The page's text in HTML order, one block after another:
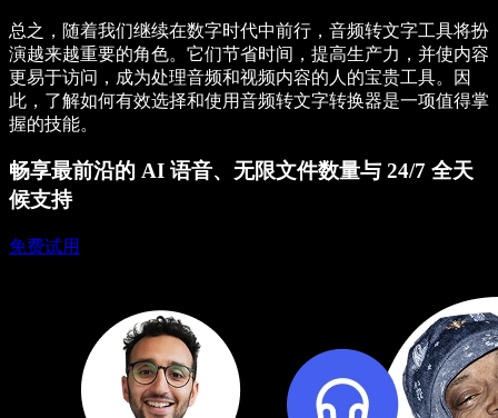
总之，随着我们继续在数字时代中前行，音频转文字工具将扮
演越来越重要的角色。它们节省时间，提高生产力，并使内容
更易于访问，成为处理音频和视频内容的人的宝贵工具。因
此，了解如何有效选择和使用音频转文字转换器是一项值得掌
握的技能。
畅享最前沿的 AI 语音、无限文件数量与 24/7 全天
候支持
免费试用